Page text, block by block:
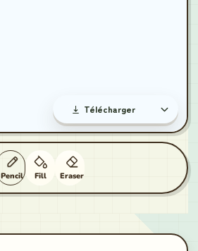
Pencil Fill Eraser
Télécharger